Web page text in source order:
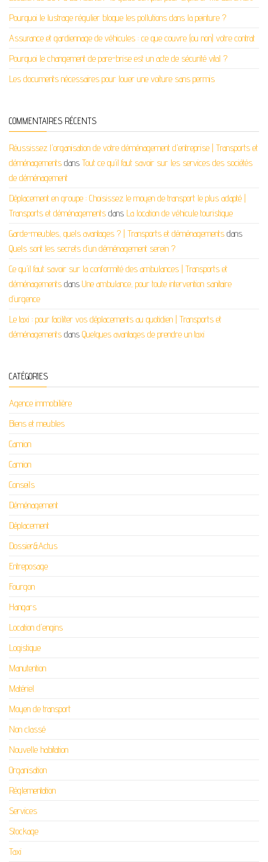
Pourquoi le lustrage régulier bloque les pollutions dans la peinture ?
Assurance et gardiennage de véhicules : ce que couvre (ou non) votre contrat
Pourquoi le changement de pare-brise est un acte de sécurité vital ?
Les documents nécessaires pour louer une voiture sans permis
COMMENTAIRES RÉCENTS
Réussissez l'organisation de votre déménagement d'entreprise | Transports et
déménagements dans Tout ce qu’il faut savoir sur les services des sociétés
de déménagement
Déplacement en groupe : Choisissez le moyen de transport le plus adapté |
Transports et déménagements dans La location de véhicule touristique
Garde-meubles, quels avantages ? | Transports et déménagements dans
Quels sont les secrets d’un déménagement serein ?
Ce qu'il faut savoir sur la conformité des ambulances | Transports et
déménagements dans Une ambulance, pour toute intervention sanitaire
d’urgence
Le taxi : pour faciliter vos déplacements au quotidien | Transports et
déménagements dans Quelques avantages de prendre un taxi
CATÉGORIES
Agence immobilière
Biens et meubles
Camion
Camion
Conseils
Déménagement
Déplacement
Dossier&Actus
Entreposage
Fourgon
Hangars
Location d'engins
Logistique
Manutention
Matériel
Moyen de transport
Non classé
Nouvelle habitation
Organisation
Réglementation
Services
Stockage
Taxi